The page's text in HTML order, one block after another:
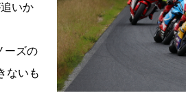
いか
ーズの
ないも